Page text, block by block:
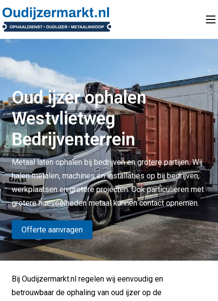
Oud ijzer ophalen
Westvlietweg
Bedrijventerrein
Metaal laten ophalen bij bedrijven en grotere partijen. Wij
halen metalen, machines en installaties op bij bedrijven,
werkplaatsen en grotere projecten. Ook particulieren met
grotere hoeveelheden metaal kunnen contact opnemen.
Offerte aanvragen
Bij Oudijzermarkt.nl regelen wij eenvoudig en
betrouwbaar de ophaling van oud ijzer op de